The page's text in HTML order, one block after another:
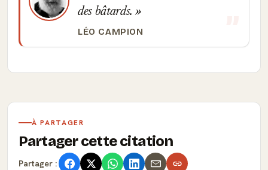
des bâtards.
LÉO CAMPION
À PARTAGER
Partager cette citation
Partager :